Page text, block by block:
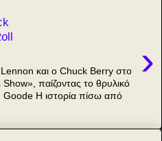
›
και ο Chuck Berry στο
παίζοντας το θρυλικό
Goode Η ιστορία πίσω από